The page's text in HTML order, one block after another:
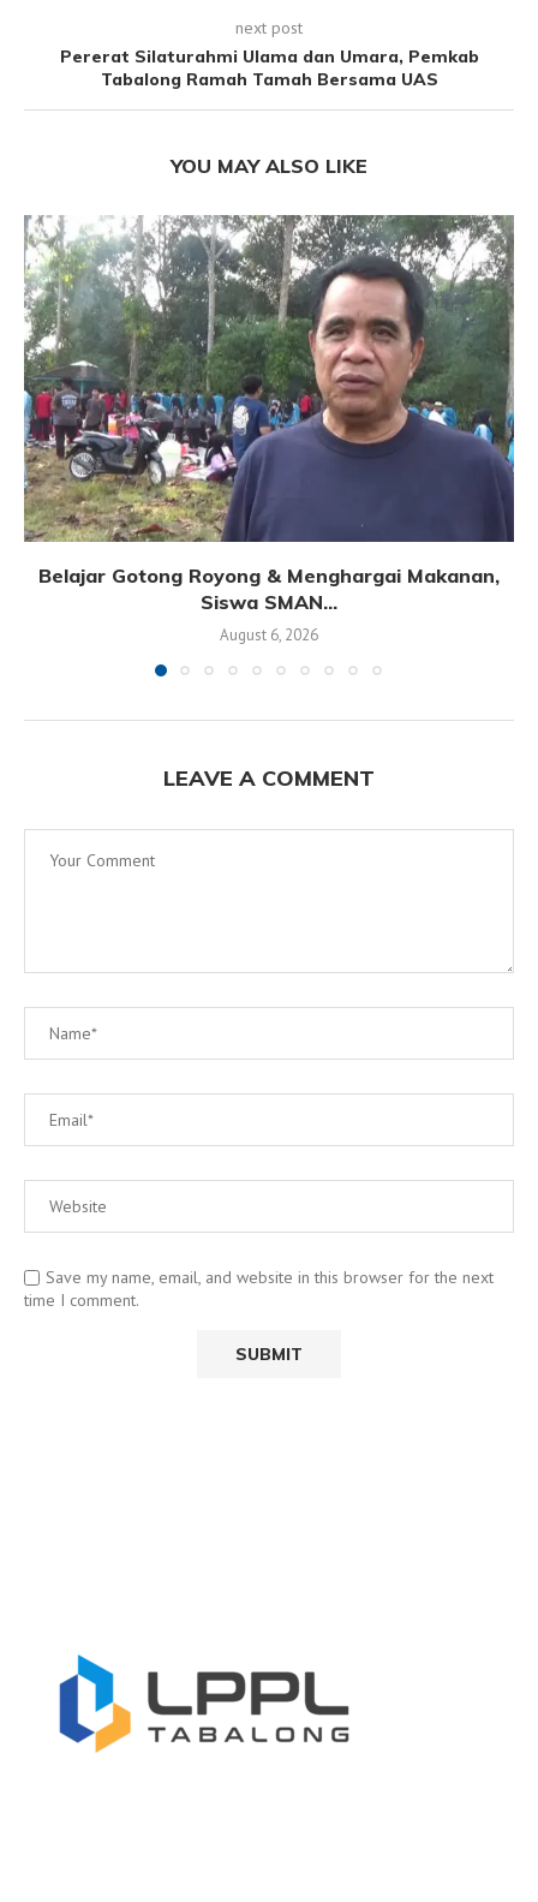
next post
Pererat Silaturahmi Ulama dan Umara, Pemkab
Tabalong Ramah Tamah Bersama UAS
YOU MAY ALSO LIKE
Belajar Gotong Royong & Menghargai Makanan,
Siswa SMAN...
August 6, 2026
LEAVE A COMMENT
Save my name, email, and website in this browser for the next
time I comment.